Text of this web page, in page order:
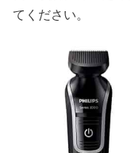
てください。